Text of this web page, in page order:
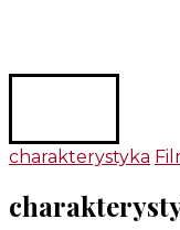
charakterystyka